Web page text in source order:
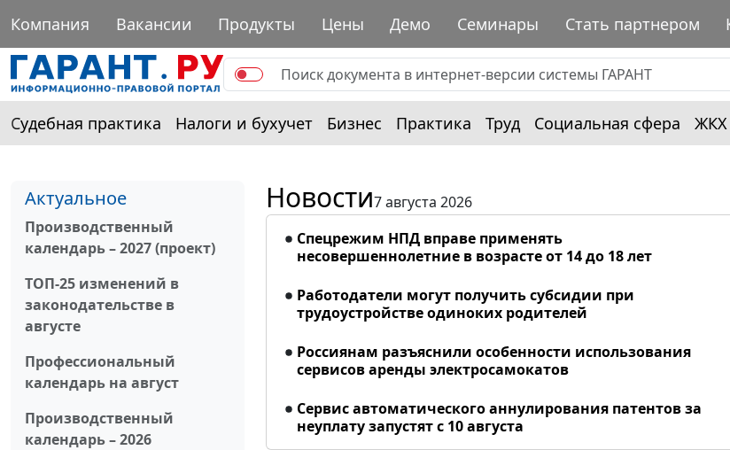
Компания Вакансии Продукты Цены Демо Семинары Стать партнером
Судебная практика Налоги и бухучет Бизнес Практика Труд Социальная сфера ЖКХ
Актуальное
Производственный
календарь – 2027 (проект)
ТОП-25 изменений в
законодательстве в
августе
Профессиональный
календарь на август
Производственный
календарь – 2026
Новости7 августа 2026
Спецрежим НПД вправе применять
несовершеннолетние в возрасте от 14 до 18 лет
Работодатели могут получить субсидии при
трудоустройстве одиноких родителей
Россиянам разъяснили особенности использования
сервисов аренды электросамокатов
Сервис автоматического аннулирования патентов за
неуплату запустят с 10 августа